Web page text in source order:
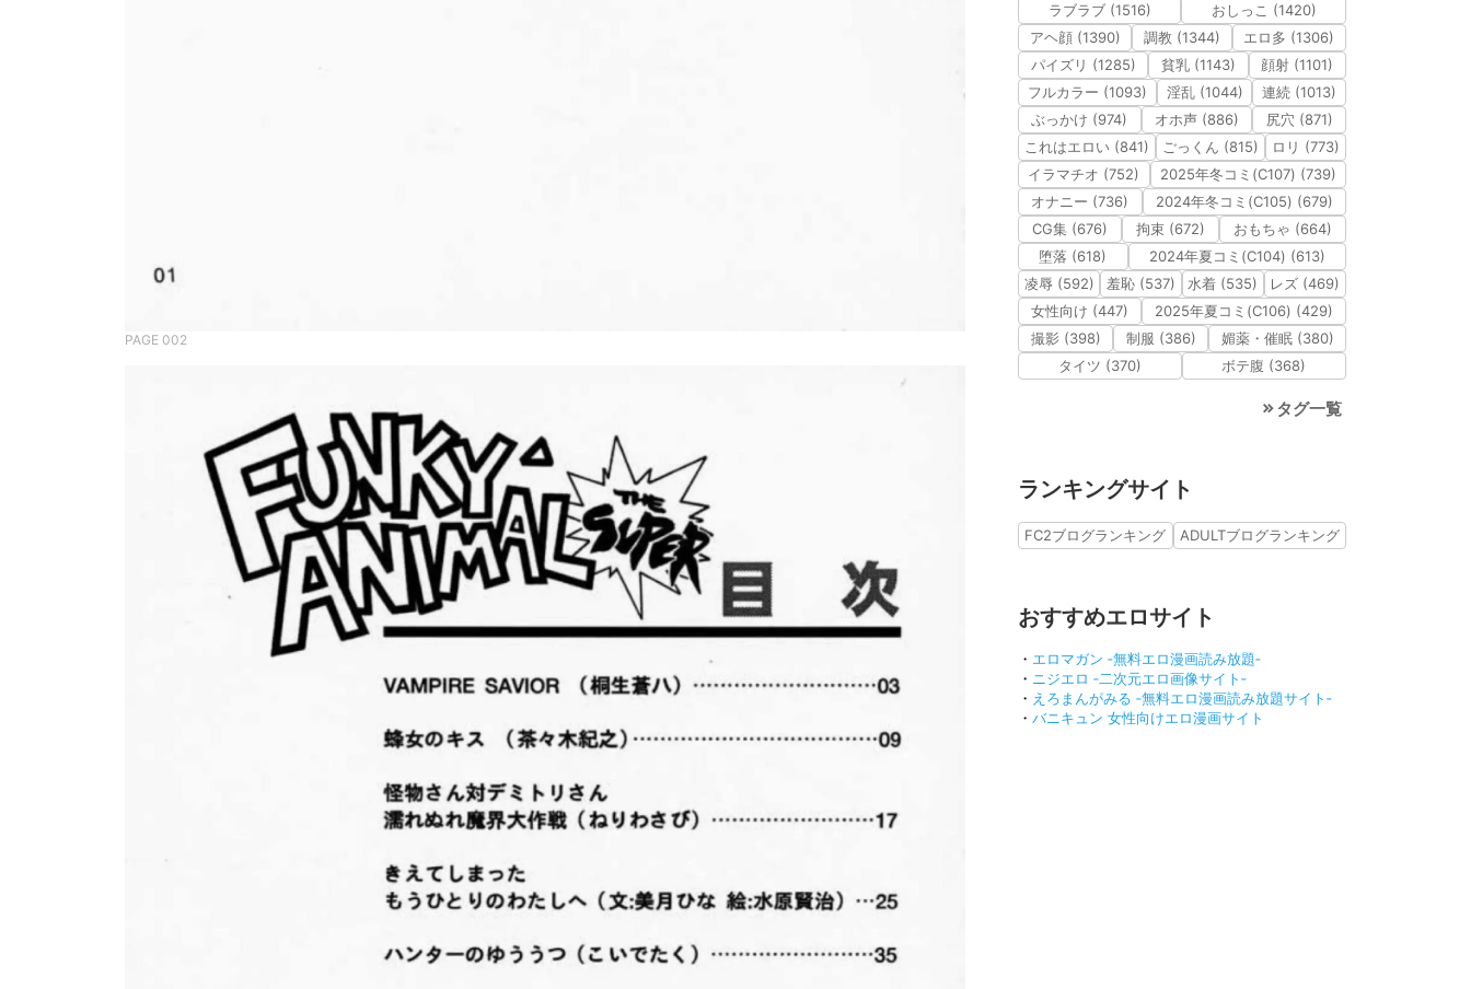
PAGE 002
ラブラブ (1516)
おしっこ (1420)
アヘ顔 (1390)
調教 (1344)
エロ多 (1306)
パイズリ (1285)
貧乳 (1143)
顔射 (1101)
フルカラー (1093)
淫乱 (1044)
連続 (1013)
ぶっかけ (974)
オホ声 (886)
尻穴 (871)
これはエロい (841)
ごっくん (815)
ロリ (773)
イラマチオ (752)
2025年冬コミ(C107) (739)
オナニー (736)
2024年冬コミ(C105) (679)
CG集 (676)
拘束 (672)
おもちゃ (664)
堕落 (618)
2024年夏コミ(C104) (613)
凌辱 (592)
羞恥 (537) 水着 (535)
レズ (469)
女性向け (447)
2025年夏コミ(C106) (429)
撮影 (398)
制服 (386)
媚薬・催眠 (380)
タイツ (370)
ボテ腹 (368)
タグ一覧
ランキングサイト
FC2ブログランキング ADULTブログランキング
おすすめエロサイト
・ エロマガン ‐無料エロ漫画読み放題‐
・ ニジエロ ‐二次元エロ画像サイト‐
・ えろまんがみる ‐無料エロ漫画読み放題サイト‐
・ バニキュン 女性向けエロ漫画サイト